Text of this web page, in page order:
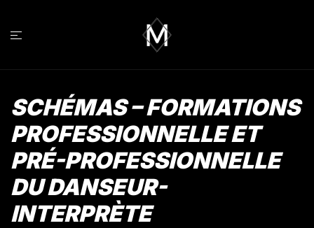
SCHÉMAS – FORMATIONS
PROFESSIONNELLE ET
PRÉ-PROFESSIONNELLE
DU DANSEUR-
INTERPRÈTE